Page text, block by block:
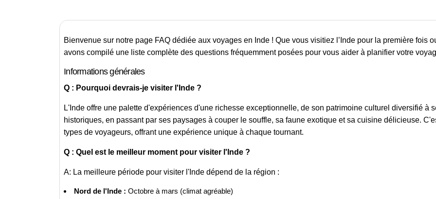
Bienvenue sur notre page FAQ dédiée aux voyages en Inde ! Que vous visitiez l’Inde pour la première fois
avons compilé une liste complète des questions fréquemment posées pour vous aider à planifier votre
Informations générales
Q : Pourquoi devrais-je visiter l'Inde ?
L'Inde offre une palette d'expériences d'une richesse exceptionnelle, de son patrimoine culturel diversifié à
historiques, en passant par ses paysages à couper le souffle, sa faune exotique et sa cuisine délicieuse.
types de voyageurs, offrant une expérience unique à chaque tournant.
Q : Quel est le meilleur moment pour visiter l'Inde ?
A: La meilleure période pour visiter l'Inde dépend de la région :
Nord de l'Inde : Octobre à mars (climat agréable)